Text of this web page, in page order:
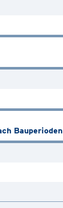
Bauperioden